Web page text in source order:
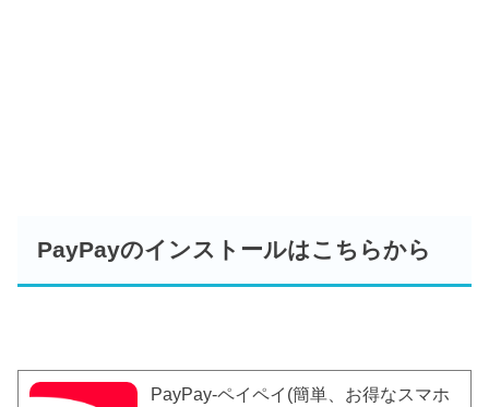
PayPayのインストールはこちらから
PayPay-ペイペイ(簡単、お得なスマホ